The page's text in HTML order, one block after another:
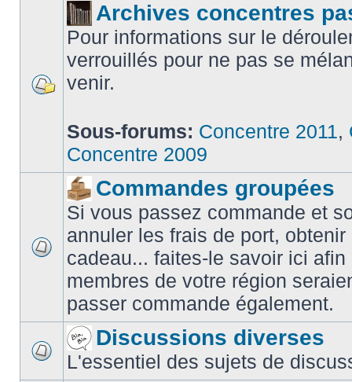
Archives concentres
Pour informations sur le
verrouillés pour ne pas se
venir.
Sous-forums: Concentre 2011,
Concentre 2009
Commandes groupées
Si vous passez commande et
annuler les frais de port,
cadeau... faites-le savoir ici
membres de votre région
passer commande également.
Discussions diverses
L'essentiel des sujets de